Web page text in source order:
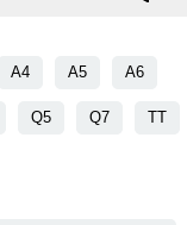
A4 A5 A6
Q5 Q7 TT